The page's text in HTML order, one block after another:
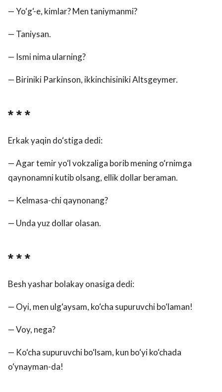
— Yo‘g‘-e, kimlar? Men taniymanmi?
— Taniysan.
— Ismi nima ularning?
— Biriniki Parkinson, ikkinchisiniki Altsgeymer.
* * *
Erkak yaqin do‘stiga dedi:
— Agar temir yo‘l vokzaliga borib mening o‘rnimga
qaynonamni kutib olsang, ellik dollar beraman.
— Kelmasa-chi qaynonang?
— Unda yuz dollar olasan.
* * *
Besh yashar bolakay onasiga dedi:
— Oyi, men ulg‘aysam, ko‘cha supuruvchi bo‘laman!
— Voy, nega?
— Ko‘cha supuruvchi bo‘lsam, kun bo‘yi ko‘chada
o‘ynayman-da!